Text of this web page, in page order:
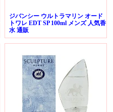
ジバンシー ウルトラマリン オード
トワレ EDT SP 100ml メンズ 人気香
水 通販